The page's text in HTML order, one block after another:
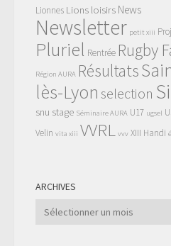
Lionnes Lions loisirs News
Newsletter petit xiii
Pluriel Rentrée Rugby
Région AURA Résultats
lès-Lyon selection
snu stage Séminaire AURA U17 ugsel
Velin vita xiii VVRL vvv XIII Handi
ARCHIVES
Archives